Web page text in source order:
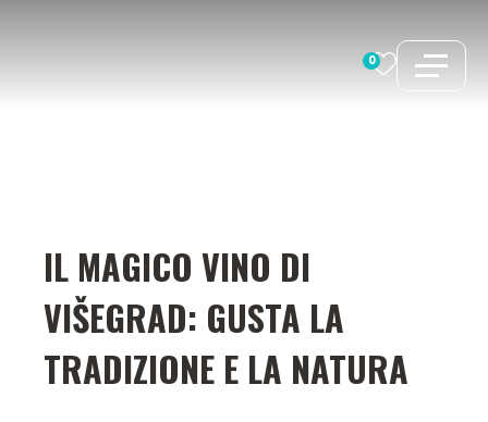
0
IL MAGICO VINO DI
VIŠEGRAD: GUSTA LA
TRADIZIONE E LA NATURA